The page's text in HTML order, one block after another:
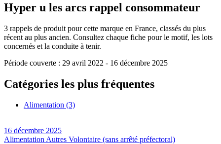
Hyper u les arcs rappel consommateur
3 rappels de produit pour cette marque en France, classés du plus
récent au plus ancien. Consultez chaque fiche pour le motif, les lots
concernés et la conduite à tenir.
Période couverte : 29 avril 2022 - 16 décembre 2025
Catégories les plus fréquentes
Alimentation (3)
16 décembre 2025
Alimentation Autres Volontaire (sans arrêté préfectoral)